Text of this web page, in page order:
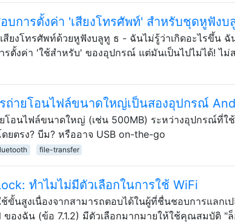
บการตั้งค่า 'เสียงโทรศัพท์' สำหรับชุดหูฟังบ
ยงโทรศัพท์ด้วยหูฟังบลูทู ธ - ฉันไม่รู้ว่าเกิดอะไรขึ้น ฉั
รตั้งค่า 'ใช้สำหรับ' ของอุปกรณ์ แต่มันเป็นไปไม่ได้! ไม่
ถ่ายโอนไฟล์ขนาดใหญ่เป็นสองอุปกรณ์
โอนไฟล์ขนาดใหญ่ (เช่น 500MB) ระหว่างอุปกรณ์ที่ใ
ยตรง? บีม? หรืออาจ USB on-the-go
file-transfer
ทำไมไม่มีตัวเลือกในการใช้ WiFi
ขั้นสูงเนื่องจากสามารถตอบได้ในผู้ที่ชื่นชอบการแลก
องฉัน (ข้อ 7.1.2) มีตัวเลือกมากมายให้ใช้คุณสมบัติ